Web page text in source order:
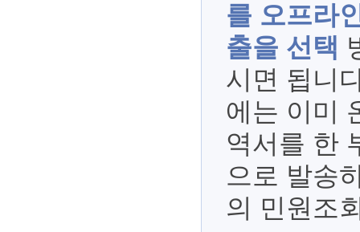
를 오프라
출을 선택
시면 됩니
에는 이미
역서를 한
으로 발송
의 민원조